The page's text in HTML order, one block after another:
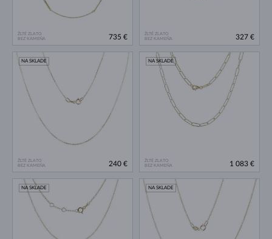
ŽLTÉ ZLATO
BEZ KAMEŇA
735 €
ŽLTÉ ZLATO
BEZ KAMEŇA
327 €
ŽLTÉ ZLATO
BEZ KAMEŇA
NA SKLADE
240 €
ŽLTÉ ZLATO
BEZ KAMEŇA
NA SKLADE
1 083 €
NA SKLADE NA SKLADE